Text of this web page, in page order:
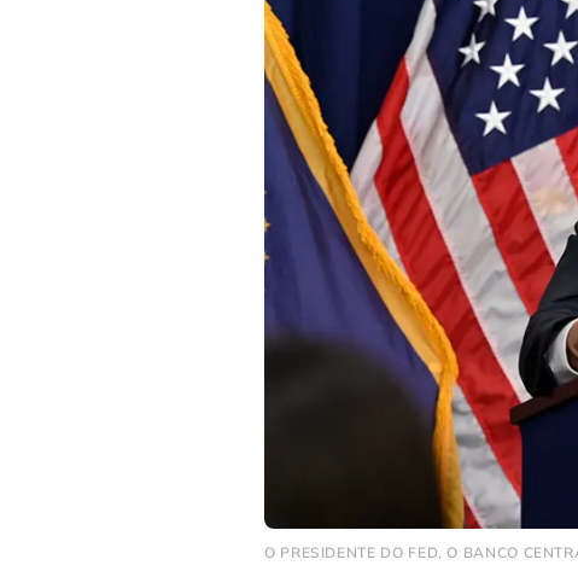
O PRESIDENTE DO FED, O BANCO